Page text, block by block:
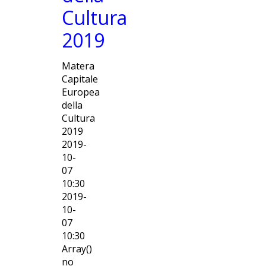
Cultura
2019
Matera
Capitale
Europea
della
Cultura
2019
2019-
10-
07
10:30
2019-
10-
07
10:30
Array()
no